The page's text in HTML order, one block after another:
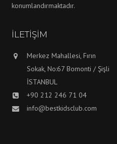
konumlandırmaktadır.
İLETIŞIM
Merkez Mahallesi, Fırın
Sokak, No:67 Bomonti / Şişli
İSTANBUL
+90 212 246 71 04
info@bestkidsclub.com